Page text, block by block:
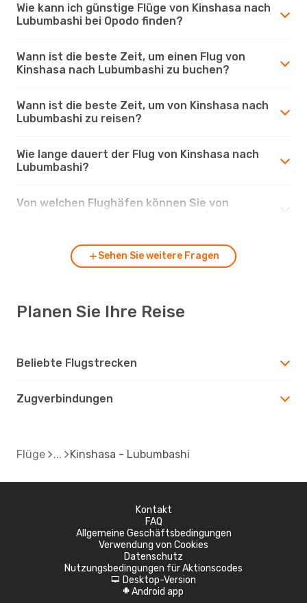
Wie kann ich günstige Flüge von Kinshasa nach
Lubumbashi bei Opodo finden?
Wann ist die beste Zeit, um einen Flug von
Kinshasa nach Lubumbashi zu buchen?
Wann ist die beste Zeit, um von Kinshasa nach
Lubumbashi zu reisen?
Wie lange dauert der Flug von Kinshasa nach
Lubumbashi?
Von welchen Flughäfen können Sie von
Sehen Sie weitere Fragen
Planen Sie Ihre Reise
Beliebte Flugstrecken
Zugverbindungen
Flüge Kinshasa - Lubumbashi
Kontakt
FAQ
Allgemeine Geschäftsbedingungen
Verwendung von Cookies
Datenschutz
Nutzungsbedingungen für Aktionscodes
d Desktop-Version
A Android app